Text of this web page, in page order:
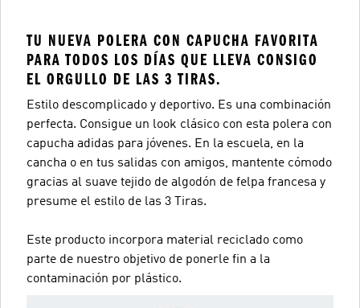
TU NUEVA POLERA CON CAPUCHA FAVORITA
PARA TODOS LOS DÍAS QUE LLEVA CONSIGO
EL ORGULLO DE LAS 3 TIRAS.
Estilo descomplicado y deportivo. Es una combinación
perfecta. Consigue un look clásico con esta polera con
capucha adidas para jóvenes. En la escuela, en la
cancha o en tus salidas con amigos, mantente cómodo
gracias al suave tejido de algodón de felpa francesa y
presume el estilo de las 3 Tiras.
Este producto incorpora material reciclado como
parte de nuestro objetivo de ponerle fin a la
contaminación por plástico.